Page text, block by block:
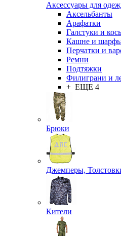
Аксессуары для
Аксельбанты
Арафатки
Галстуки и
Кашне и
Перчатки и
Ремни
Подтяжки
Филиграни и
+ ЕЩЕ 4
Брюки
Джемперы,
Кители